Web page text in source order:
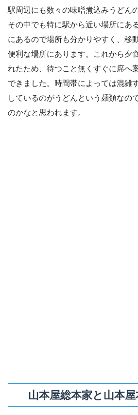
駅周辺にも数々の味噌煮込みうどん
その中でも特に駅から近い場所にあ
にあるので場所も分かりやすく、移
便利な場所にあります。これから夕
れたため、待つこと無くすぐに席へ
できました。時間帯によっては混雑
しているのがうどんという麺類なの
のかなと思われます。
山本屋総本家と山本